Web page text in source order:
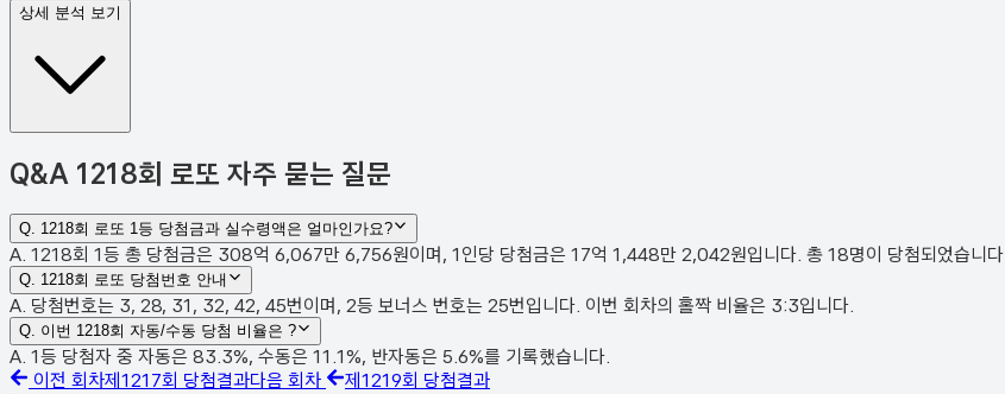
상세 분석 보기
Q&A 1218회 로또 자주 묻는 질문
Q. 1218회 로또 1등 당첨금과 실수령액은 얼마인가요?
A. 1218회 1등 총 당첨금은 308억 6,067만 6,756원이며, 1인당 당첨금은 17억 1,448만 2,042원입니다. 총 18명이 당첨되었습니다.
Q. 1218회 로또 당첨번호 안내
A. 당첨번호는 3, 28, 31, 32, 42, 45번이며, 2등 보너스 번호는 25번입니다. 이번 회차의 홀짝 비율은 3:3입니다.
Q. 이번 1218회 자동/수동 당첨 비율은 ?
A. 1등 당첨자 중 자동은 83.3%, 수동은 11.1%, 반자동은 5.6%를 기록했습니다.
이전 회차제 1217회 당첨결과다음 회차 제 1219회 당첨결과